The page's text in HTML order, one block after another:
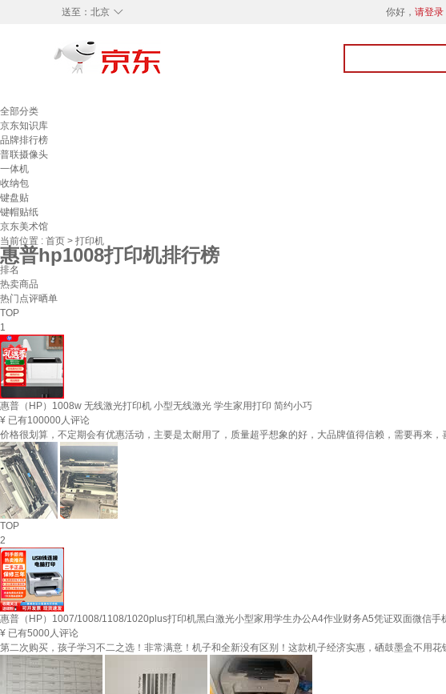
◇
送至： 北京 你好， 请登录
全部分类
京东知识库
品牌排行榜
普联摄像头
一体机
收纳包
键盘贴
键帽贴纸
京东美术馆
当前位置 : 首页 > 打印机
惠普hp1008打印机排行榜
排名
热卖商品
热门点评晒单
TOP
1
惠普（HP）1008w 无线激光打印机 小型无线激光 学生家用打印 简约小巧
¥ 已有100000人评论
价格很划算，不定期会有优惠活动，主要是太耐用了，质量超乎想象的好，大品牌值得信赖，需要再来
TOP
2
惠普（HP）1007/1008/1108/1020plus打印机黑白激光小型家用学生办公A4作业财务A5凭证双面微信
¥ 已有5000人评论
第二次购买，孩子学习不二之选！非常满意！机子和全新没有区别！这款机子经济实惠，硒鼓墨盒不用花